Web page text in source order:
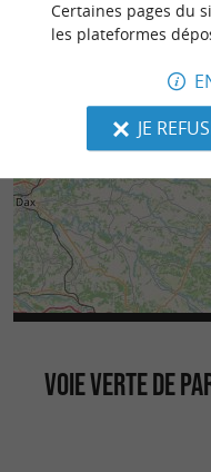
VOIE VERTE DE
Certaines pages du
les plateformes
JE